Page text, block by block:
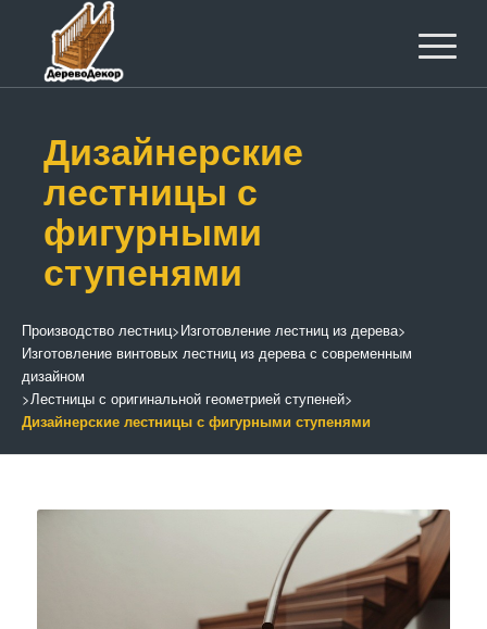
Дизайнерские
лестницы с
фигурными
ступенями
Производство лестниц>Изготовление лестниц из дерева>
Изготовление винтовых лестниц из дерева с современным
дизайном
>Лестницы с оригинальной геометрией ступеней>
Дизайнерские лестницы с фигурными ступенями